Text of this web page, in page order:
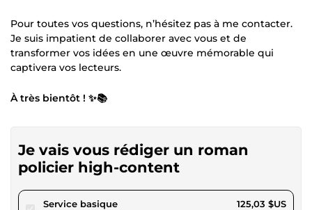
Pour toutes vos questions, n’hésitez pas à me contacter.
Je suis impatient de collaborer avec vous et de
transformer vos idées en une œuvre mémorable qui
captivera vos lecteurs.
À très bientôt ! ✨📚
Je vais vous rédiger un roman
policier high-content
Service basiquepour 115,23 $US 125,03 $US